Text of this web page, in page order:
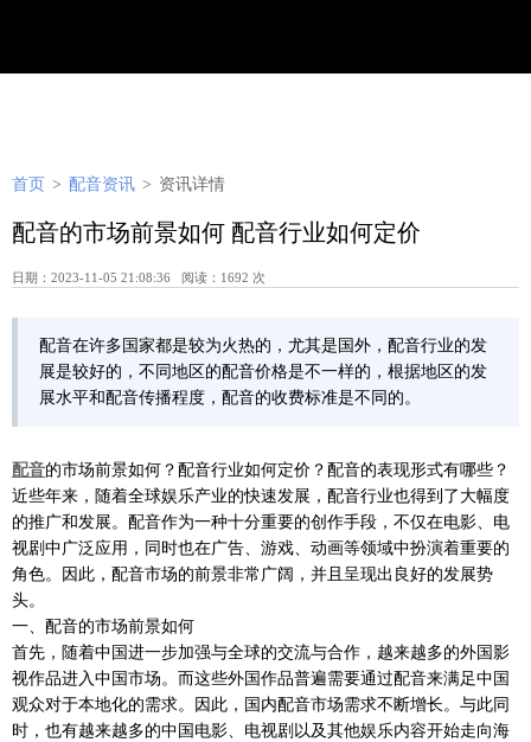
首页 > 配音资讯 > 资讯详情
配音的市场前景如何 配音行业如何定价
日期：2023-11-05 21:08:36 阅读：1692 次
配音在许多国家都是较为火热的，尤其是国外，配音行业的发
展是较好的，不同地区的配音价格是不一样的，根据地区的发
展水平和配音传播程度，配音的收费标准是不同的。
配音的市场前景如何？配音行业如何定价？配音的表现形式有哪些？
近些年来，随着全球娱乐产业的快速发展，配音行业也得到了大幅度
的推广和发展。配音作为一种十分重要的创作手段，不仅在电影、电
视剧中广泛应用，同时也在广告、游戏、动画等领域中扮演着重要的
角色。因此，配音市场的前景非常广阔，并且呈现出良好的发展势
头。
一、配音的市场前景如何
首先，随着中国进一步加强与全球的交流与合作，越来越多的外国影
视作品进入中国市场。而这些外国作品普遍需要通过配音来满足中国
观众对于本地化的需求。因此，国内配音市场需求不断增长。与此同
时，也有越来越多的中国电影、电视剧以及其他娱乐内容开始走向海